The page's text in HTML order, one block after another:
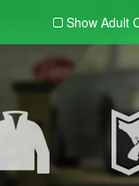
Show Adult